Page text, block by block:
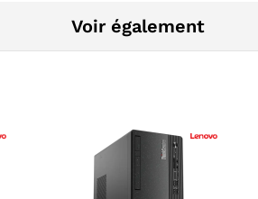
Voir également